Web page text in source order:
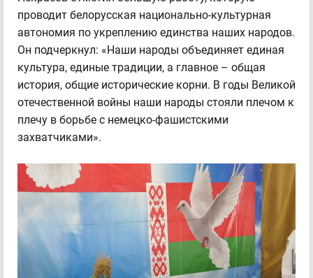
проводит белорусская национально-культурная
автономия по укреплению единства наших народов.
Он подчеркнул: «Наши народы объединяет единая
культура, единые традиции, а главное – общая
история, общие исторические корни. В годы Великой
отечественной войны наши народы стояли плечом к
плечу в борьбе с немецко-фашистскими
захватчиками».